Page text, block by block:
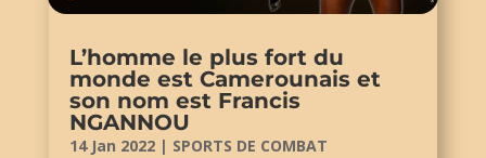
L’homme le plus fort du
monde est Camerounais et
son nom est Francis
NGANNOU
14 Jan 2022| SPORTS DE COMBAT